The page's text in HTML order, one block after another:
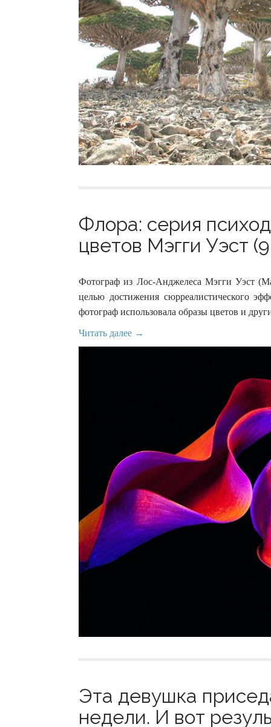
Флора: серия
цветов Мэгги Уэст
Фотограф из Лос-Анджелеса Мэгги Уэст
целью достижения сюрреалистического
фотограф использовала образы цветов и
Читать далее →
Эта девушка
недели. И вот